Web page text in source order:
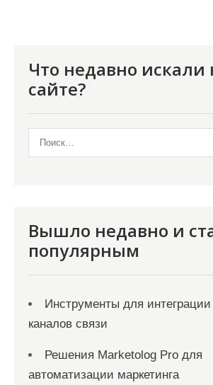
Что недавно искали
сайте?
Вышло недавно и
популярным
Инструменты для
каналов связи
Решения Marketolog Pro для
автоматизации маркетинга